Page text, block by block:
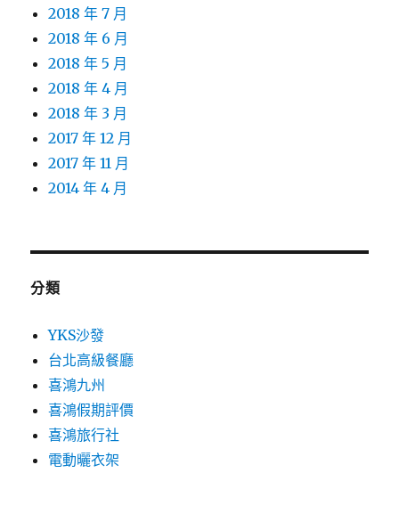
2018 年 7 月
2018 年 6 月
2018 年 5 月
2018 年 4 月
2018 年 3 月
2017 年 12 月
2017 年 11 月
2014 年 4 月
分類
YKS沙發
台北高級餐廳
喜鴻九州
喜鴻假期評價
喜鴻旅行社
電動曬衣架